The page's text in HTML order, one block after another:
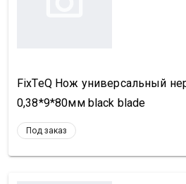
FixTeQ Нож универсальный
0,38*9*80мм black blade
Под заказ